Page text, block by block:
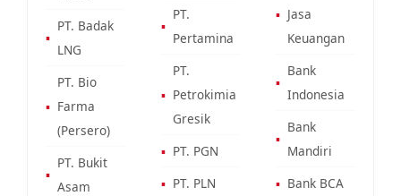
▪
PT. Badak
LNG
▪
PT. Bio
Farma
(Persero)
▪
PT. Bukit
Asam
▪
PT.
Pertamina
▪
PT.
Petrokimia
Gresik
▪ PT. PGN
▪ PT. PLN
▪ Jasa
Keuangan
▪
Bank
Indonesia
▪
Bank
Mandiri
▪ Bank BCA